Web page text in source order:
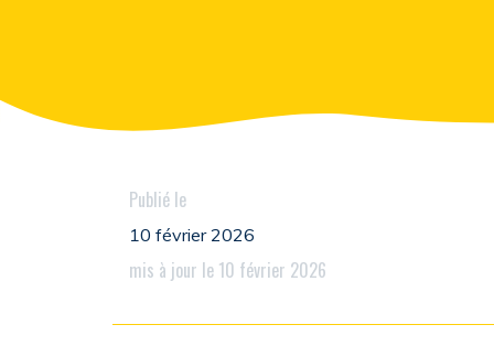
Publié le
10 février 2026
mis à jour le 10 février 2026